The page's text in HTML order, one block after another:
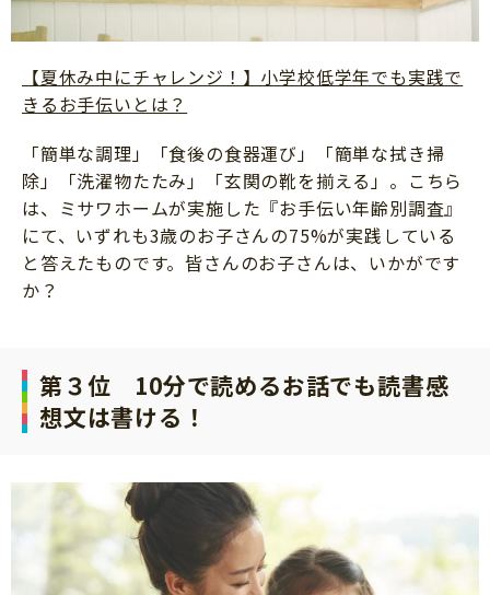
【夏休み中にチャレンジ！】小学校低学年でも実践で
きるお手伝いとは？
「簡単な調理」「食後の食器運び」「簡単な拭き掃
除」「洗濯物たたみ」「玄関の靴を揃える」。こちら
は、ミサワホームが実施した『お手伝い年齢別調査』
にて、いずれも3歳のお子さんの75%が実践している
と答えたものです。皆さんのお子さんは、いかがです
か？
第３位 10分で読めるお話でも読書感
想文は書ける！